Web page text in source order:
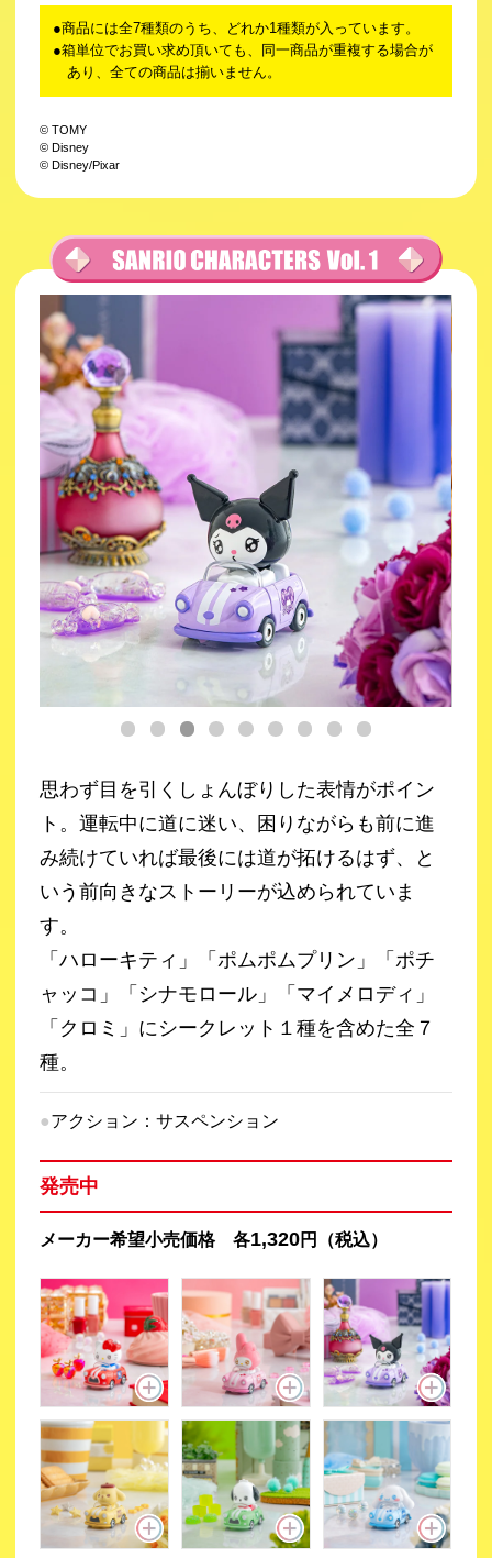
商品には全7種類のうち、どれか1種類が入っています。
箱単位でお買い求め頂いても、同一商品が重複する場合が
あり、全ての商品は揃いません。
© TOMY
© Disney
© Disney/Pixar
思わず目を引くしょんぼりした表情がポイン
ト。運転中に道に迷い、困りながらも前に進
み続けていれば最後には道が拓けるはず、と
いう前向きなストーリーが込められていま
す。
「ハローキティ」「ポムポムプリン」「ポチ
ャッコ」「シナモロール」「マイメロディ」
「クロミ」にシークレット１種を含めた全７
種。
アクション：サスペンション
発売中
メーカー希望小売価格 各1,320円（税込）